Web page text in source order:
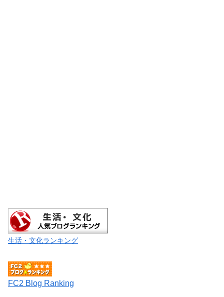
生活・文化ランキング
FC2 Blog Ranking